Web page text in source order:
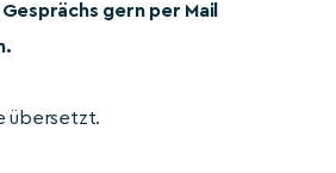
gern per Mail
übersetzt.